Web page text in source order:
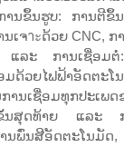
ນຂຶ້ນຮູບ: ການຕີຂຶ້ນ
ເຈาะດ້ວຍ CNC, ກ
ແລະ ການເຊື່ອມຕໍ່
ດ້ວຍໄຟຟ້າອັດຕະໂ
ານເຊື່ອມທຸກປະເພດ
ຂັ້ນສຸດທ້າຍ ແລະ
ນພົ່ນສີອັດຕະໂນມັດ,